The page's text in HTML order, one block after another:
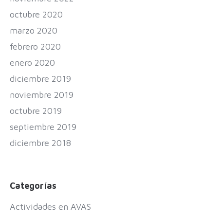
octubre 2020
marzo 2020
febrero 2020
enero 2020
diciembre 2019
noviembre 2019
octubre 2019
septiembre 2019
diciembre 2018
Categorías
Actividades en AVAS